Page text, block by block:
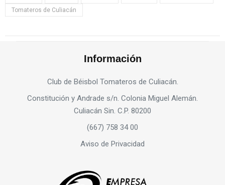
Tomateros de Culiacán
Información
Club de Béisbol Tomateros de Culiacán.
Constitución y Andrade s/n. Colonia Miguel Alemán.
Culiacán Sin. C.P. 80200
(667) 758 34 00
Aviso de Privacidad